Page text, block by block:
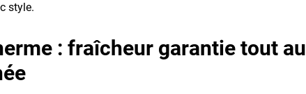
style.
: fraîcheur garantie tout au